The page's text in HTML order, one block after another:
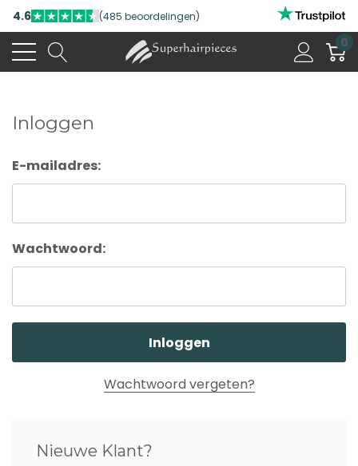
4.6 (485 beoordelingen)
0
Inloggen
E-mailadres:
Wachtwoord:
Wachtwoord vergeten?
Nieuwe Klant?